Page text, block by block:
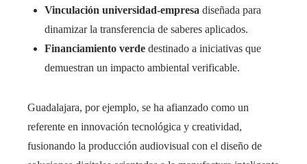
Vinculación universidad-empresa diseñada para
dinamizar la transferencia de saberes aplicados.
Financiamiento verde destinado a iniciativas que
demuestran un impacto ambiental verificable.
Guadalajara, por ejemplo, se ha afianzado como un
referente en innovación tecnológica y creatividad,
fusionando la producción audiovisual con el diseño de